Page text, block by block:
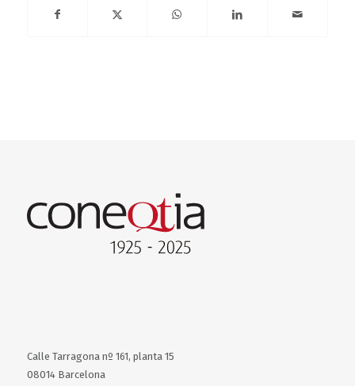
Calle Tarragona nº 161, planta 15
08014 Barcelona